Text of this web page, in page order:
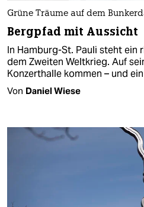
Grüne Träume auf dem
Bergpfad mit Aussicht
In Hamburg-St. Pauli steht ein
dem Zweiten Weltkrieg. Auf
Konzerthalle kommen – und
Von Daniel Wiese